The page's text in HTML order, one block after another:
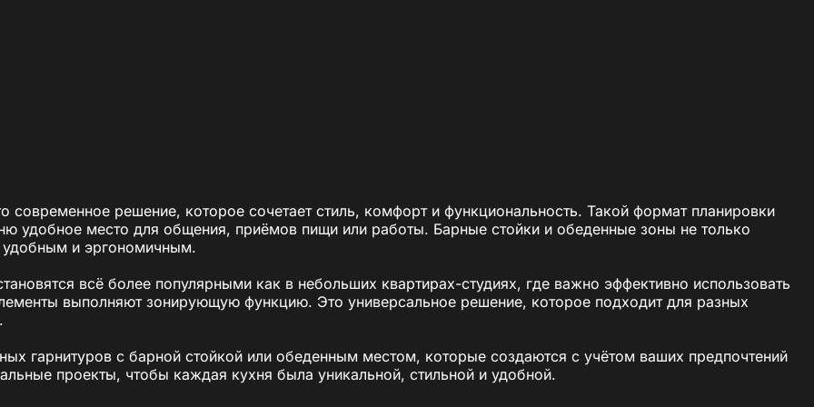
решение, которое сочетает стиль, комфорт и функциональность. Такой формат планировки
удобное место для общения, приёмов пищи или работы. Барные стойки и обеденные зоны не только
удобным и эргономичным.
всё более популярными как в небольших квартирах-студиях, где важно эффективно использовать
выполняют зонирующую функцию. Это универсальное решение, которое подходит для разных
гарнитуров с барной стойкой или обеденным местом, которые создаются с учётом ваших предпочтений
проекты, чтобы каждая кухня была уникальной, стильной и удобной.